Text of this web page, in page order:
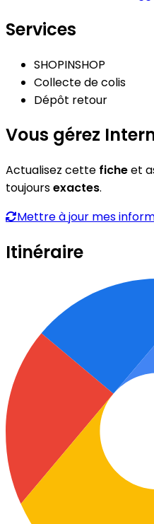
Services
SHOPINSHOP
Collecte de colis
Dépôt retour
Vous gérez
Actualisez cette ficheet
toujoursexactes.
Mettre à jour mes
Itinéraire